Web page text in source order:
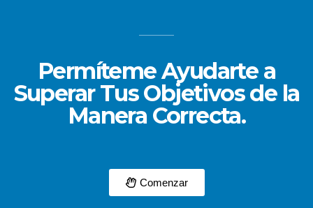
Permíteme Ayudarte a
Superar Tus Objetivos de la
Manera Correcta.
Comenzar